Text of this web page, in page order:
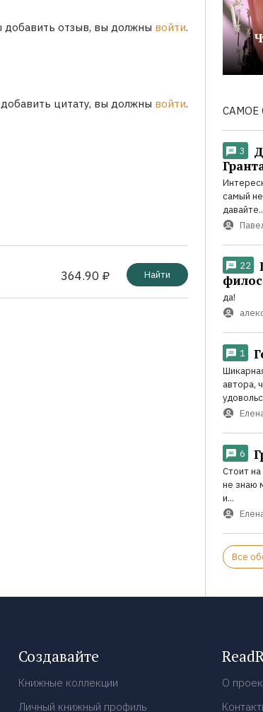
добавить отзыв, вы должны войти.
цитату, вы должны войти.
364.90 ₽ Найти
САМОЕ
3
самый
22
да!
1
автора,
6
Стоит
не знаю
и...
Все
Создавайте
Книжные коллекции
Личный книжный профиль
О